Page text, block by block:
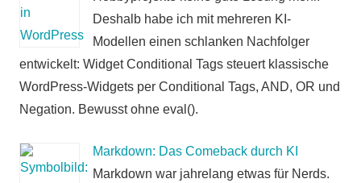
Deshalb habe ich mit mehreren KI-
Modellen einen schlanken Nachfolger
entwickelt: Widget Conditional Tags steuert klassische
WordPress-Widgets per Conditional Tags, AND, OR und
Negation. Bewusst ohne eval().
Markdown: Das Comeback durch KI
Markdown war jahrelang etwas für Nerds.